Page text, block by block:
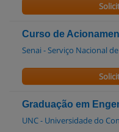
Curso de
Senai - Serviço Nacional
Graduação em
UNC - Universidade do